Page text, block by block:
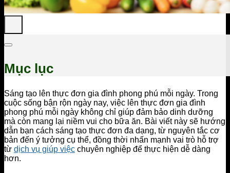
Mục lục
Sáng tạo lên thực đơn gia đình phong phú mỗi ngày. Trong
cuộc sống bận rộn ngày nay, việc lên thực đơn gia đình
phong phú mỗi ngày không chỉ giúp đảm bảo dinh dưỡng
mà còn mang lại niềm vui cho bữa ăn. Bài viết này sẽ hướng
dẫn bạn cách sáng tạo thực đơn đa dạng, từ nguyên tắc cơ
bản đến ý tưởng cụ thể, đồng thời nhấn mạnh vai trò hỗ trợ
từ dịch vụ giúp việc chuyên nghiệp để thực hiện dễ dàng
hơn.